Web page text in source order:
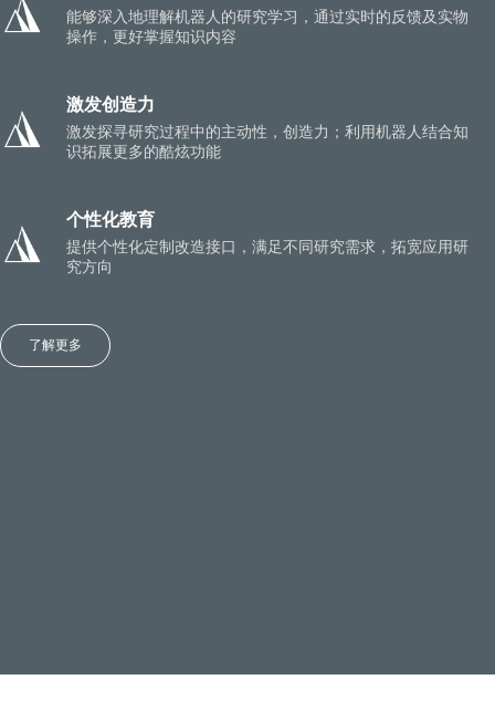
能够深入地理解机器人的研究学习，通过实时的反馈及实物
操作，更好掌握知识内容
激发创造力
激发探寻研究过程中的主动性，创造力；利用机器人结合知
识拓展更多的酷炫功能
个性化教育
提供个性化定制改造接口，满足不同研究需求，拓宽应用研
究方向
了解更多